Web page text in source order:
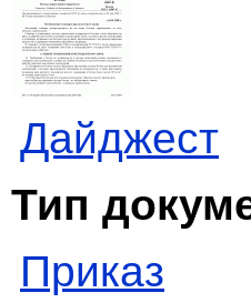
Дайджест
Тип
Приказ